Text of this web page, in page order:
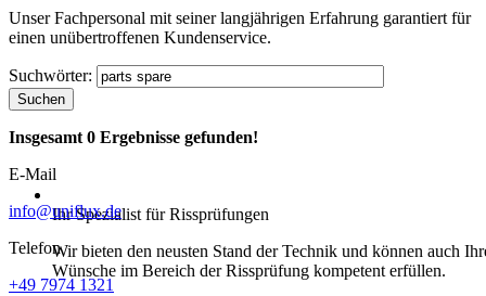
Ihr Spezialist für Rissprüfungen
Wir bieten den neusten Stand der Technik und können auch
Wünsche im Bereich der Rissprüfung kompetent erfüllen.
Unser Fachpersonal mit seiner langjährigen Erfahrung garantiert für
einen unübertroffenen Kundenservice.
Suchwörter:
Suchen
Insgesamt 0 Ergebnisse gefunden!
E-Mail
info@uniflux.de
Telefon
+49 7974 1321